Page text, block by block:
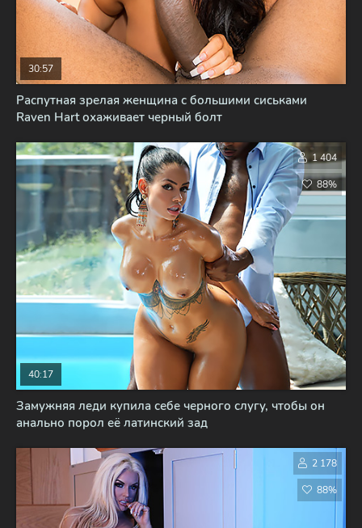
Распутная зрелая женщина с большими сиськами
Raven Hart охаживает черный болт
30:57
Замужняя леди купила себе черного слугу, чтобы он
анально порол её латинский зад
40:17
1 404
88%
2 178
88%